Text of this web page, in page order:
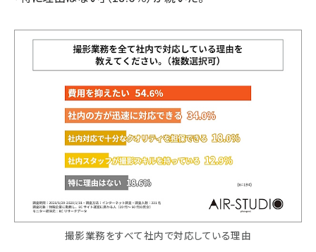
撮影業務をすべて社内で対応している理由